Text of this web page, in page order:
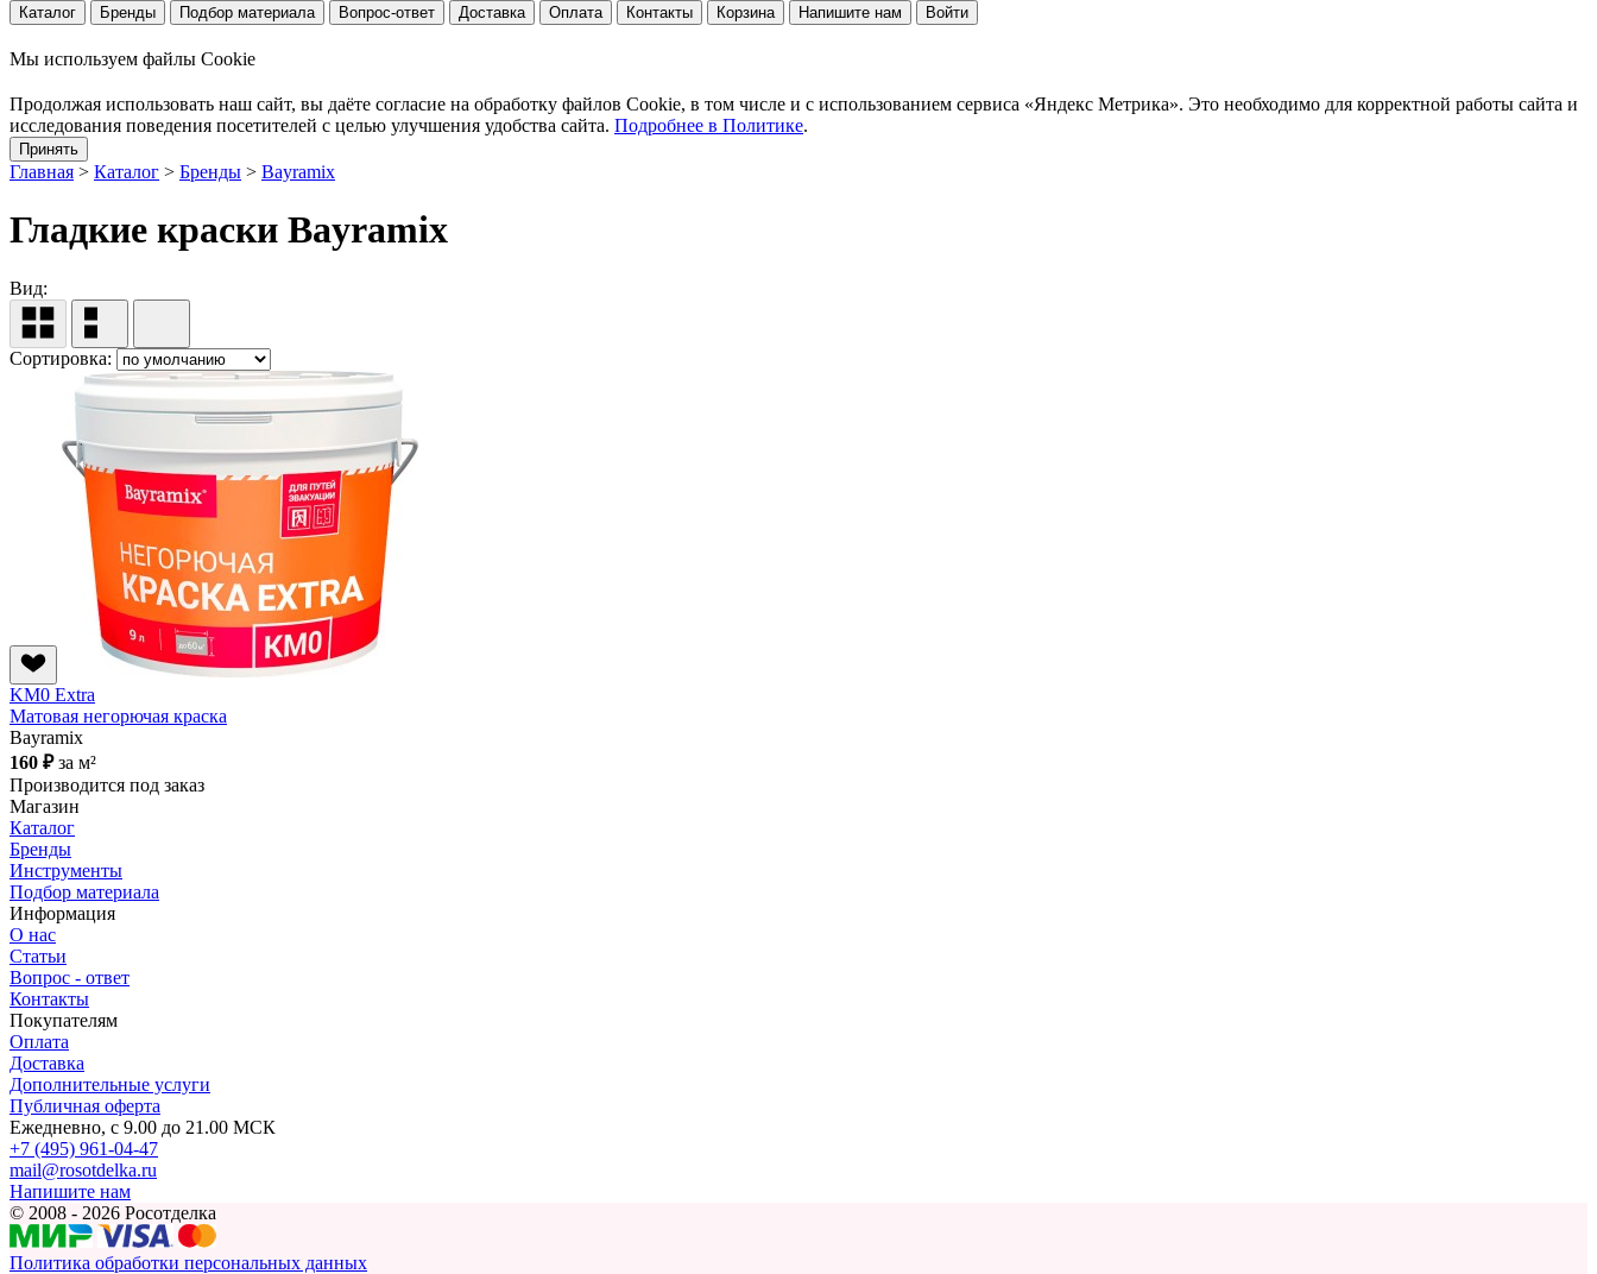
Каталог Бренды Подбор материала Вопрос-ответ Доставка Оплата Контакты Корзина Напишите нам Войти
Мы используем файлы Cookie
Продолжая использовать наш cайт, вы даёте согласие на обработку файлов Cookie, в том числе и с использованием сервиса «Яндекс Метрика». Это необходимо для корректной работы сайта и
исследования поведения посетителей с целью улучшения удобства сайта. Подробнее в Политике.
Принять
Главная > Каталог > Бренды > Bayramix
Гладкие краски Bayramix
Вид:
Сортировка:
KM0 Extra
Матовая негорючая краска
Bayramix
160 ₽за м²
Производится под заказ
Магазин
Каталог
Бренды
Инструменты
Подбор материала
Информация
О нас
Статьи
Вопрос - ответ
Контакты
Покупателям
Оплата
Доставка
Дополнительные услуги
Публичная оферта
Ежедневно, с 9.00 до 21.00 МСК
+7 (495) 961-04-47
mail@rosotdelka.ru
Напишите нам
© 2008 - 2026 Росотделка
Политика обработки персональных данных